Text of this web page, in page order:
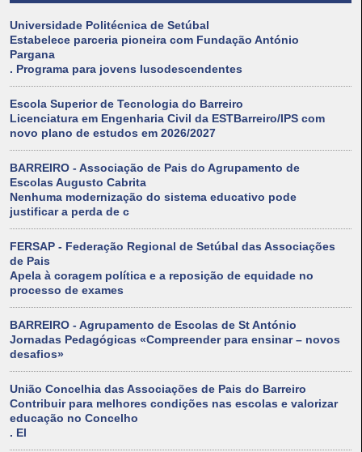
Universidade Politécnica de Setúbal
Estabelece parceria pioneira com Fundação António
Pargana
. Programa para jovens lusodescendentes
Escola Superior de Tecnologia do Barreiro
Licenciatura em Engenharia Civil da ESTBarreiro/IPS com
novo plano de estudos em 2026/2027
BARREIRO - Associação de Pais do Agrupamento de
Escolas Augusto Cabrita
Nenhuma modernização do sistema educativo pode
justificar a perda de c
FERSAP - Federação Regional de Setúbal das Associações
de Pais
Apela à coragem política e a reposição de equidade no
processo de exames
BARREIRO - Agrupamento de Escolas de St António
Jornadas Pedagógicas «Compreender para ensinar – novos
desafios»
União Concelhia das Associações de Pais do Barreiro
Contribuir para melhores condições nas escolas e valorizar
educação no Concelho
. El